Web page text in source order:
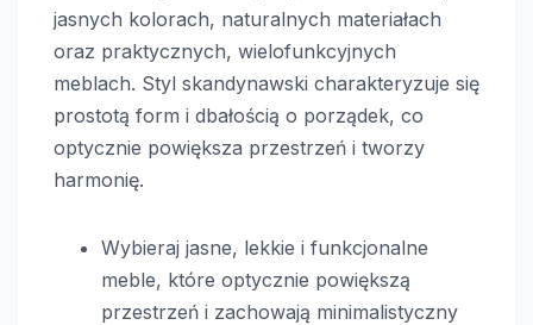
jasnych kolorach, naturalnych materiałach
oraz praktycznych, wielofunkcyjnych
meblach. Styl skandynawski charakteryzuje się
prostotą form i dbałością o porządek, co
optycznie powiększa przestrzeń i tworzy
harmonię.
Wybieraj jasne, lekkie i funkcjonalne
meble, które optycznie powiększą
przestrzeń i zachowają minimalistyczny